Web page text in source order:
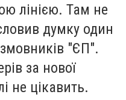
лінією. Там не
думку один
"ЄП".
за нової
не цікавить.